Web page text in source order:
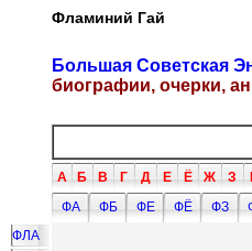
Фламиний Гай
Большая Советская
биографии, очерки,
А Б В Г Д Е Ё Ж З
ФА
ФБ ФЕ ФЁ ФЗ
ФЛА